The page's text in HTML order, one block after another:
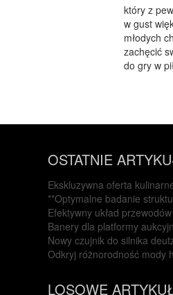
który z
w gust
młodych
zachęcić
do gry w
OSTATNIE
Ekskluzywna oferta
**Optymalne badanie
Efektywny układ
Banery dla platformy
Nowy czujnik do silnika
Odkryj różnorodność mody
LOSOWE